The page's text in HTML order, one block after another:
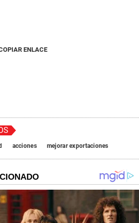
ENLACE
acciones mejorar exportaciones